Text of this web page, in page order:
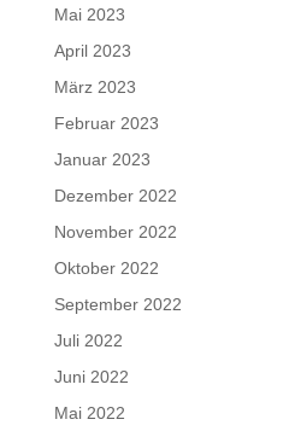
Mai 2023
April 2023
März 2023
Februar 2023
Januar 2023
Dezember 2022
November 2022
Oktober 2022
September 2022
Juli 2022
Juni 2022
Mai 2022